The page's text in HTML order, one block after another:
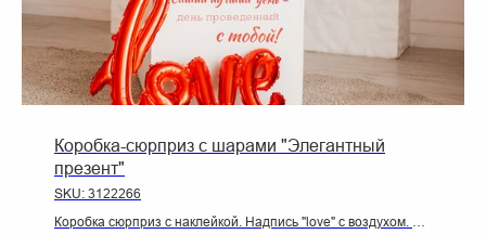
Коробка-сюрприз с шарами "Элегантный
презент"
SKU: 3122266
Коробка сюрприз с наклейкой. Надпись "love" с воздухом. 3